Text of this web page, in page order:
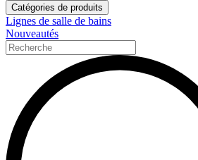
Catégories de produits
Lignes de salle de bains
Nouveautés